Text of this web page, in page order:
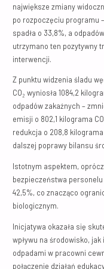
największe zmiany
po rozpoczęciu programu
spadła o 33,8%, a
utrzymano ten pozytywny
interwencji.
Z punktu widzenia śladu
CO₂ wyniosła 1084,2
odpadów zakaźnych –
emisji o 802,1 kilograma
redukcja o 208,8
dalszej poprawy bilansu
Istotnym aspektem,
bezpieczeństwa
42,5%, co znacząco
biologicznym.
Inicjatywa okazała się
wpływu na środowisko,
odpadami w pracowni
połączenie działań